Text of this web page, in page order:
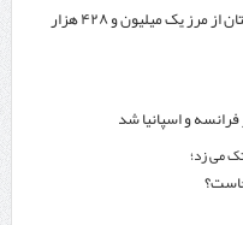
تردد زائران اربعین در مرزهای خوزستان از مرز یک میلیون و ۴۲۸ هزار
و اسپانیا شد
می زد؛